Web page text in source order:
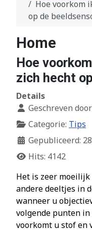
Hoe voorkom
op de
Home
Hoe
zich hecht
Details
Geschreven
Categorie: Tips
Gepubliceerd:
Hits: 4142
Het is zeer
andere deeltjes in
wanneer u
volgende punten
voorkomt u stof en